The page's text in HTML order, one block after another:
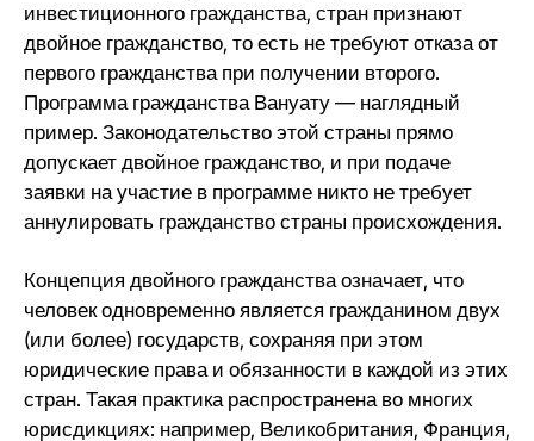
инвестиционного гражданства, стран признают
двойное гражданство, то есть не требуют отказа от
первого гражданства при получении второго.
Программа гражданства Вануату — наглядный
пример. Законодательство этой страны прямо
допускает двойное гражданство, и при подаче
заявки на участие в программе никто не требует
аннулировать гражданство страны происхождения.
Концепция двойного гражданства означает, что
человек одновременно является гражданином двух
(или более) государств, сохраняя при этом
юридические права и обязанности в каждой из этих
стран. Такая практика распространена во многих
юрисдикциях: например, Великобритания, Франция,